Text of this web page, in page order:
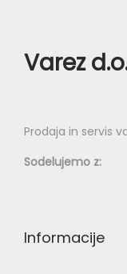
Varez
Prodaja in servis
Sodelujemo z:
Informacije